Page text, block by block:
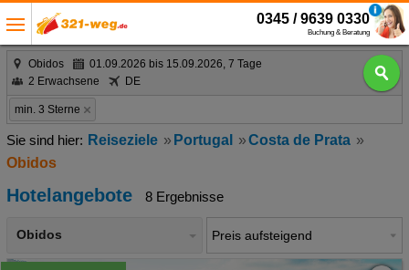
0345 / 9639 0330
Buchung & Beratung
Obidos
01.09.2026 bis 15.09.2026, 7 Tage
2 Erwachsene
DE
min. 3 Sterne
Reiseziele Portugal
Costa de Prata
Obidos
Hotelangebote 8 Ergebnisse
Obidos